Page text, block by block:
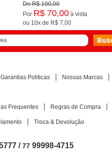
DeR$ 100,00
Por R$ 70,00 à vista
ou 10x de R$ 7,00
Garantias Politicas Nossas Marcas
Frequentes Regras de Compra
Troca & Devolução
/77 99998-4715